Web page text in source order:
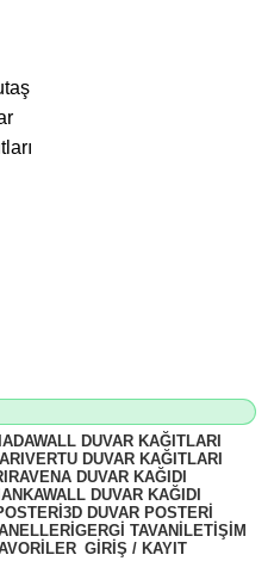
ADAWALL DUVAR KAĞITLARI
VERTU DUVAR KAĞITLARI
RAVENA DUVAR KAĞIDI
ANKAWALL DUVAR KAĞIDI
3D DUVAR POSTERI
GERGI TAVAN İLETIŞIM
GİRİŞ / KAYIT